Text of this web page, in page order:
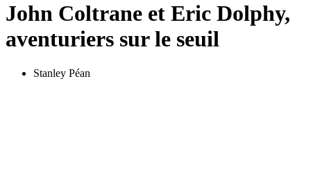
John Coltrane et Eric Dolphy,
aventuriers sur le seuil
Stanley Péan